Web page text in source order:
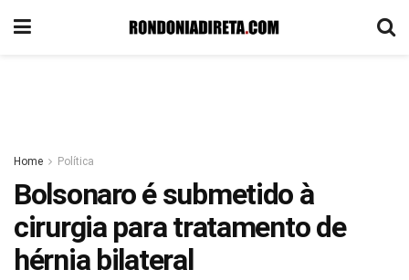
Home Política
Bolsonaro é submetido à
cirurgia para tratamento de
hérnia bilateral